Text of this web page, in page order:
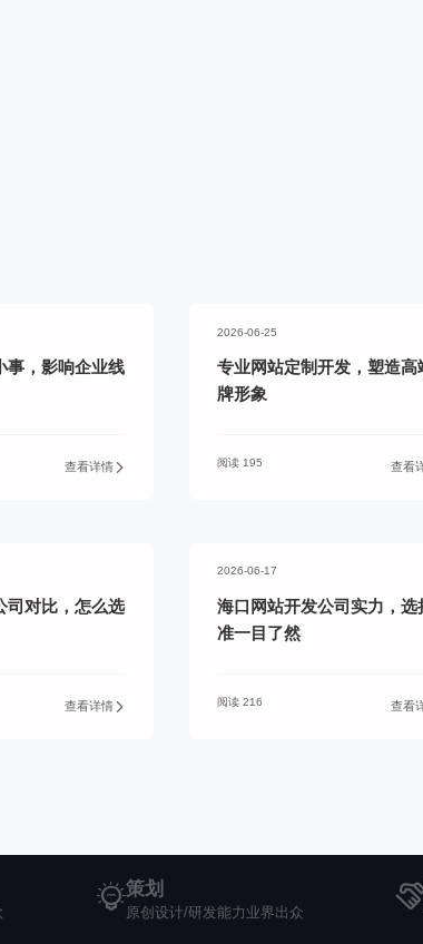
网站开发服
事，影响企业线
查看详情
2026-06-25
专业网站定制开发，塑造高
牌形象
阅读 195 查看
司对比，怎么选
查看详情
2026-06-17
海口网站开发公司实力，选
准一目了然
阅读 216 查看
策划
原创设计/研发能力业界出众